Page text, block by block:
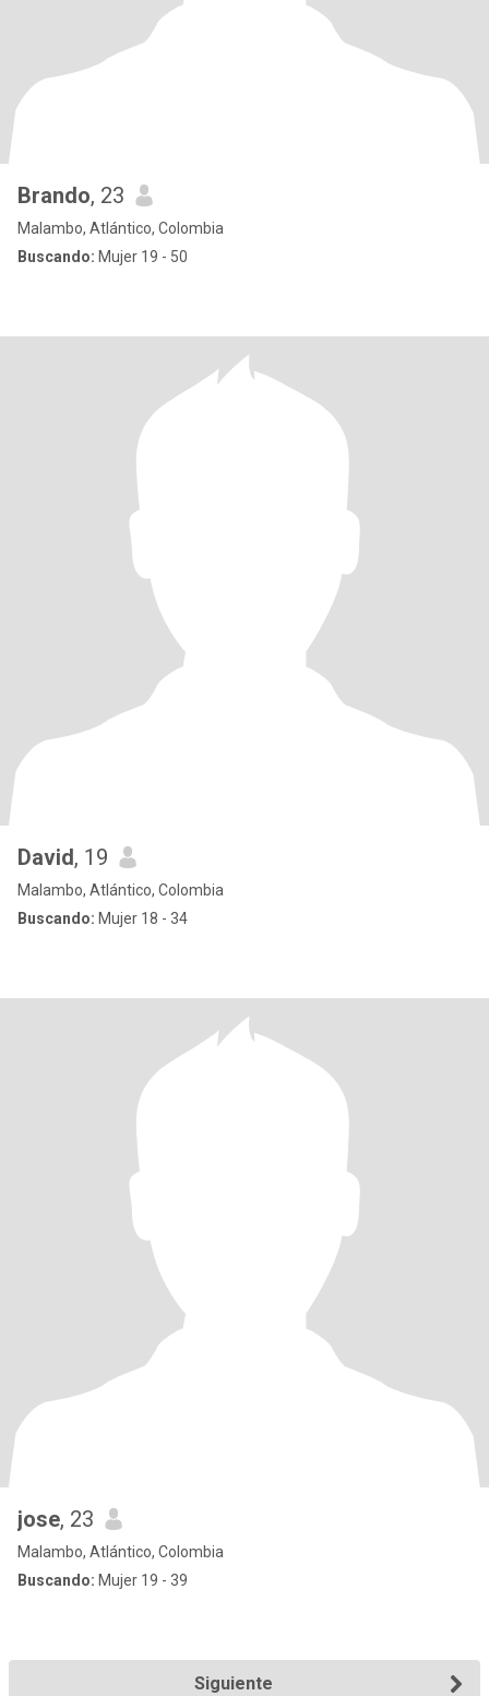
Brando, 23
Malambo, Atlántico, Colombia
Buscando: Mujer 19 - 50
David, 19
Malambo, Atlántico, Colombia
Buscando: Mujer 18 - 34
jose, 23
Malambo, Atlántico, Colombia
Buscando: Mujer 19 - 39
Siguiente